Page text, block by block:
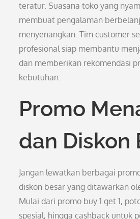
teratur. Suasana toko yang
membuat pengalaman
menyenangkan. Tim customer
profesional siap membantu
dan memberikan rekomendasi
kebutuhan.
Promo
dan Diskon
Jangan lewatkan berbagai
diskon besar yang ditawarkan
Mulai dari promo buy 1 get 1,
spesial, hingga cashback untuk